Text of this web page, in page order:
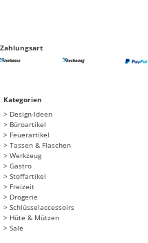
Zahlungsart
Kategorien
Design-Ideen
Büroartikel
Feuerartikel
Tassen & Flaschen
Werkzeug
Gastro
Stoffartikel
Freizeit
Drogerie
Schlüsselaccessoirs
Hüte & Mützen
Sale